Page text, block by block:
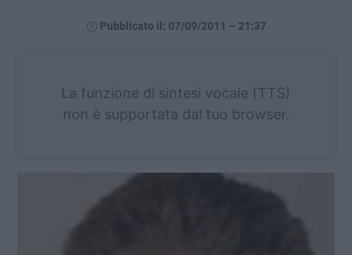
Pubblicato il: 07/09/2011 – 21:37
La funzione di sintesi vocale (TTS)
non è supportata dal tuo browser.